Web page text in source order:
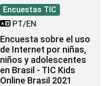
Encuestas TIC
PT/EN
Encuesta sobre el uso
de Internet por niñas,
niños y adolescentes
en Brasil - TIC Kids
Online Brasil 2021